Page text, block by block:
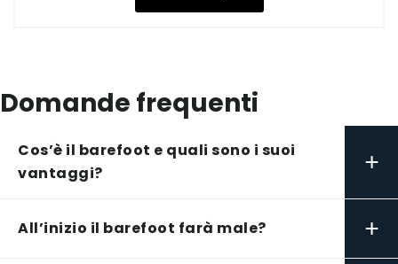
Domande frequenti
Cos’è il barefoot e quali sono i suoi
vantaggi?
+
All’inizio il barefoot farà male? +